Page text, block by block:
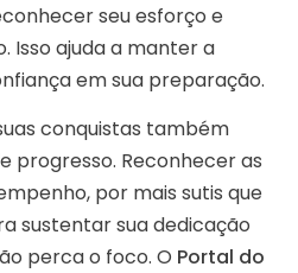
seu esforço e
Isso ajuda a manter a
em sua preparação.
conquistas também
progresso. Reconhecer as
por mais sutis que
sustentar sua dedicação
perca o foco. O Portal do